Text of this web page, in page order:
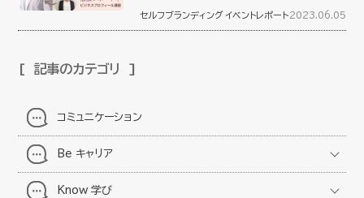
セルフブランディング イベントレポート 2023.06.05
記事のカテゴリ
コミュニケーション
Be キャリア
Know 学び